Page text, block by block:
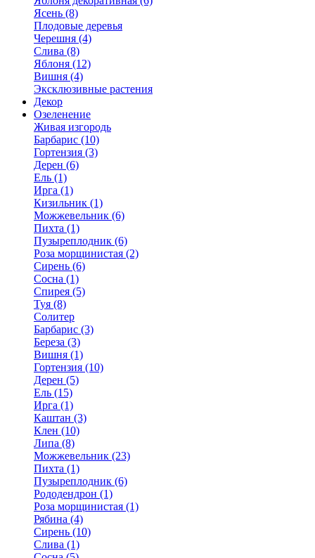
Ясень (8)
Плодовые деревья
Черешня (4)
Слива (8)
Яблоня (12)
Вишня (4)
Эксклюзивные растения
Декор
Озеленение
Живая изгородь
Барбарис (10)
Гортензия (3)
Дерен (6)
Ель (1)
Ирга (1)
Кизильник (1)
Можжевельник (6)
Пихта (1)
Пузыреплодник (6)
Роза морщинистая (2)
Сирень (6)
Сосна (1)
Спирея (5)
Туя (8)
Солитер
Барбарис (3)
Береза (3)
Вишня (1)
Гортензия (10)
Дерен (5)
Ель (15)
Ирга (1)
Каштан (3)
Клен (10)
Липа (8)
Можжевельник (23)
Пихта (1)
Пузыреплодник (6)
Рододендрон (1)
Роза морщинистая (1)
Рябина (4)
Сирень (10)
Слива (1)